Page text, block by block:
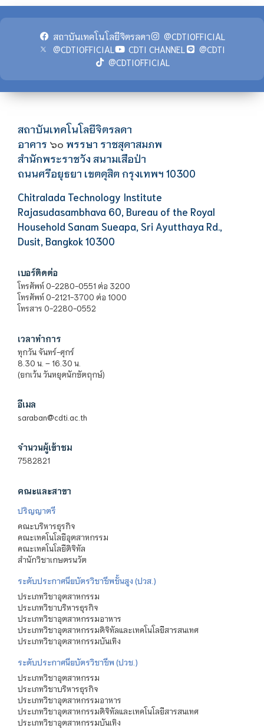
สถาบันเทคโนโลยีจิตรลดา
@CDTIOFFICIAL
@CDTIOFFICIAL
CDTI CHANNEL
@CDTI
@CDTIOFFICIAL
สถาบันเทคโนโลยีจิตรลดา
อาคาร ๖๐ พรรษา ราชสุดาสมภพ
สำนักพระราชวัง สนามเสือป่า
ถนนศรีอยุธยา เขตดุสิต กรุงเทพฯ 10300
Chitralada Technology Institute
Rajasudasambhava 60, Bureau of the Royal
Household Sanam Sueapa, Sri Ayutthaya Rd.,
Dusit, Bangkok 10300
เบอร์ติดต่อ
โทรศัพท์ 0-2280-0551 ต่อ 3200
โทรศัพท์ 0-2121-3700 ต่อ 1000
โทรสาร 0-2280-0552
เวลาทำการ
ทุกวัน จันทร์-ศุกร์
8.30 น. – 16.30 น.
(ยกเว้น วันหยุดนักขัตฤกษ์)
อีเมล
saraban@cdti.ac.th
จำนวนผู้เข้าชม
7582821
คณะและสาขา
ปริญญาตรี
คณะบริหารธุรกิจ
คณะเทคโนโลยีอุตสาหกรรม
คณะเทคโนโลยีดิจิทัล
สำนักวิชาเกษตรนวัต
ระดับประกาศนียบัตรวิชาชีพชั้นสูง (ปวส.)
ประเภทวิชาอุตสาหกรรม
ประเภทวิชาบริหารธุรกิจ
ประเภทวิชาอุตสาหกรรมอาหาร
ประเภทวิชาอุตสาหกรรมดิจิทัลและเทคโนโลยีสารสนเทศ
ประเภทวิชาอุตสาหกรรมบันเทิง
ระดับประกาศนียบัตรวิชาชีพ (ปวช.)
ประเภทวิชาอุตสาหกรรม
ประเภทวิชาบริหารธุรกิจ
ประเภทวิชาอุตสาหกรรมอาหาร
ประเภทวิชาอุตสาหกรรมดิจิทัลและเทคโนโลยีสารสนเทศ
ประเภทวิชาอุตสาหกรรมบันเทิง